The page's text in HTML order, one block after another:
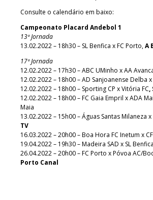
Consulte o calendário em baixo:
Campeonato Placard Andebol 1
13ª Jornada
13.02.2022 – 18h30 – SL Benfica x FC Porto,A
17ª Jornada
12.02.2022 – 17h30 – ABC UMinho x AA
12.02.2022 – 18h00 – AD Sanjoanense Delba
12.02.2022 – 18h00 – Sporting CP x Vitória FC,
12.02.2022 – 18h00 – FC Gaia Empril x ADA
Maia
13.02.2022 – 15h00 – Águas Santas Milaneza
TV
16.03.2022 – 20h00 – Boa Hora FC Inetum x
19.04.2022 – 19h30 – Madeira SAD x SL Benfica
26.04.2022 – 20h00 – FC Porto x Póvoa AC/
Porto Canal